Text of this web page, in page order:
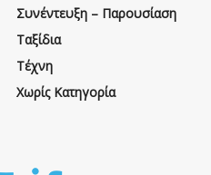
Συνέντευξη – Παρουσίαση
Ταξίδια
Τέχνη
Χωρίς Κατηγορία